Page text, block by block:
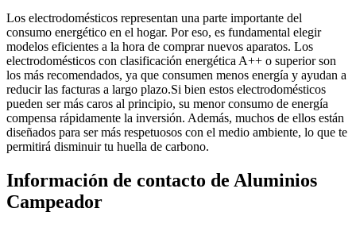
Los electrodomésticos representan una parte importante del
consumo energético en el hogar. Por eso, es fundamental elegir
modelos eficientes a la hora de comprar nuevos aparatos. Los
electrodomésticos con clasificación energética A++ o superior son
los más recomendados, ya que consumen menos energía y ayudan a
reducir las facturas a largo plazo.Si bien estos electrodomésticos
pueden ser más caros al principio, su menor consumo de energía
compensa rápidamente la inversión. Además, muchos de ellos están
diseñados para ser más respetuosos con el medio ambiente, lo que te
permitirá disminuir tu huella de carbono.
Información de contacto de Aluminios
Campeador